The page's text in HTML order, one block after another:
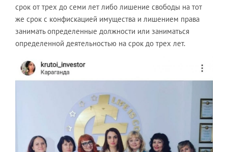
срок от трех до семи лет либо лишение свободы на тот
же срок с конфискацией имущества и лишением права
занимать определенные должности или заниматься
определенной деятельностью на срок до трех лет.